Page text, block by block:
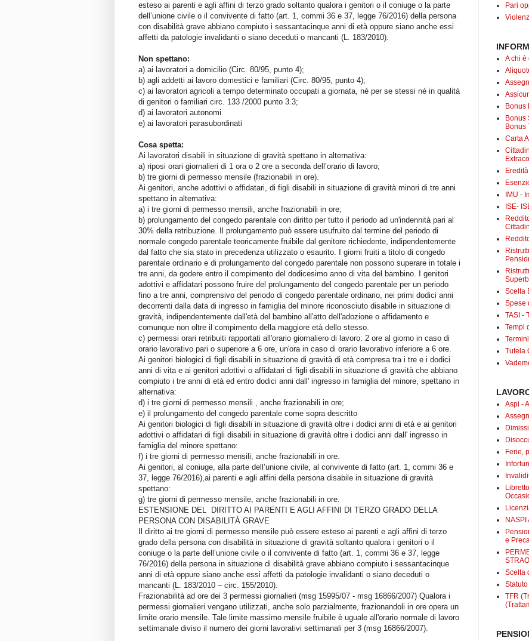
esteso ai parenti e agli affini di terzo grado soltanto qualora i genitori o il coniuge o la parte
dell’unione civile o il convivente di fatto (art. 1, commi 36 e 37, legge 76/2016) della persona
con disabilità grave abbiano compiuto i sessantacinque anni di età oppure siano anche essi
affetti da patologie invalidanti o siano deceduti o mancanti (L. 183/2010).
Non spettano:
a) ai lavoratori a domicilio (Circ. 80/95, punto 4);
b) agli addetti ai lavoro domestici e familiari (Circ. 80/95, punto 4);
c) ai lavoratori agricoli a tempo determinato occupati a giornata, né per se stessi né in qualità
di genitori o familiari circ. 133 /2000 punto 3.3;
d) ai lavoratori autonomi
e) ai lavoratori parasubordinati
Cosa spetta:
Ai lavoratori disabili in situazione di gravità spettano in alternativa:
a) riposi orari giornalieri di 1 ora o 2 ore a seconda dell’orario di lavoro;
b) tre giorni di permesso mensile (frazionabili in ore).
Ai genitori, anche adottivi o affidatari, di figli disabili in situazione di gravità minori di tre anni
spettano in alternativa:
a) i tre giorni di permesso mensili, anche frazionabili in ore;
b) prolungamento del congedo parentale con diritto per tutto il periodo ad un'indennità pari al
30% della retribuzione. Il prolungamento può essere usufruito dal termine del periodo di
normale congedo parentale teoricamente fruibile dal genitore richiedente, indipendentemente
dal fatto che sia stato in precedenza utilizzato o esaurito. I giorni fruiti a titolo di congedo
parentale ordinario e di prolungamento del congedo parentale non possono superare in totale i
tre anni, da godere entro il compimento del dodicesimo anno di vita del bambino. I genitori
adottivi e affidatari possono fruire del prolungamento del congedo parentale per un periodo
fino a tre anni, comprensivo del periodo di congedo parentale ordinario, nei primi dodici anni
decorrenti dalla data di ingresso in famiglia del minore riconosciuto disabile in situazione di
gravità, indipendentemente dall'età del bambino all'atto dell'adozione o affidamento e
comunque non oltre il compimento della maggiore età dello stesso.
c) permessi orari retribuiti rapportati all'orario giornaliero di lavoro: 2 ore al giorno in caso di
orario lavorativo pari o superiore a 6 ore, un'ora in caso di orario lavorativo inferiore a 6 ore.
Ai genitori biologici di figli disabili in situazione di gravità di età compresa tra i tre e i dodici
anni di vita e ai genitori adottivi o affidatari di figli disabili in situazione di gravità che abbiano
compiuto i tre anni di età ed entro dodici anni dall' ingresso in famiglia del minore, spettano in
alternativa:
d) i tre giorni di permesso mensili , anche frazionabili in ore;
e) il prolungamento del congedo parentale come sopra descritto
Ai genitori biologici di figli disabili in situazione di gravità oltre i dodici anni di età e ai genitori
adottivi o affidatari di figli disabili in situazione di gravità oltre i dodici anni dall' ingresso in
famiglia del minore spettano:
f) i tre giorni di permesso mensili, anche frazionabili in ore.
Ai genitori, al coniuge, alla parte dell’unione civile, al convivente di fatto (art. 1, commi 36 e
37, legge 76/2016),ai parenti e agli affini della persona disabile in situazione di gravità
spettano:
g) tre giorni di permesso mensile, anche frazionabili in ore.
ESTENSIONE DEL DIRITTO AI PARENTI E AGLI AFFINI DI TERZO GRADO DELLA
PERSONA CON DISABILITÀ GRAVE
Il diritto ai tre giorni di permesso mensile può essere esteso ai parenti e agli affini di terzo
grado della persona con disabilità in situazione di gravità soltanto qualora i genitori o il
coniuge o la parte dell’unione civile o il convivente di fatto (art. 1, commi 36 e 37, legge
76/2016) della persona in situazione di disabilità grave abbiano compiuto i sessantacinque
anni di età oppure siano anche essi affetti da patologie invalidanti o siano deceduti o
mancanti (L. 183/2010 – circ. 155/2010).
Frazionabilità ad ore dei 3 permessi giornalieri (msg 15995/07 - msg 16866/2007) Qualora i
permessi giornalieri vengano utilizzati, anche solo parzialmente, frazionandoli in ore opera un
limite orario mensile. Tale limite massimo mensile fruibile è uguale all'orario normale di lavoro
settimanale diviso il numero dei giorni lavorativi settimanali per 3 (msg 16866/2007).
Pari
A chi è
Bonus
Bonus
Bonus
Carta
IMU -
ISE-
Scelta
Spese
TASI -
Tempi
Tutela
Aspi -
Ferie,
NASPI
e
Scelta
TFR